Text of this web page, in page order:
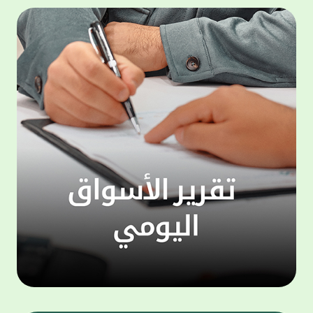
مستحوذة حصة انخفضت إلى 12.4% في الربع
الثاني مقابل 21.0% من إجمالي التداولات في
الربع الأول 2026، فيما شكلت التداولات على
باقي فئات العقارات 8.9% من التداولات مدفوعة
بنشاط التداولات على فئة المشاتل الزراعية التي
شكلت وحدها 3.2% من إجمالي التداولات يليها
التداولات العقارية على فئة المخازن بحصة قدرها
3.0% من التداولات العقارية ومثلت تداولات
الشريط الساحلي نحو 2.6%، في حين شكلت
تداولات العقار الحرفي 0.1% من إجمالي قيمة
التداولات العقارية في الربع الثاني 2026. واضاف
بلغت قيمة التداولات العقارية 907.5 مليون دينار
خلال الربع الثاني 2026 وفق بيانات ومؤشرات
إدارة التسجيل والتوثيق التي يتم تجميعها على
أساس شهري في وزارة العدل الكويتية، بنسبة
انخفاض 11.4% عن المستوى المرتفع الذي
سجلته في الربع الأول 2026، كما تعد مرتفعة
بنسبة ملحوظة قدرها 15% على أساس سنوي.
التي
من